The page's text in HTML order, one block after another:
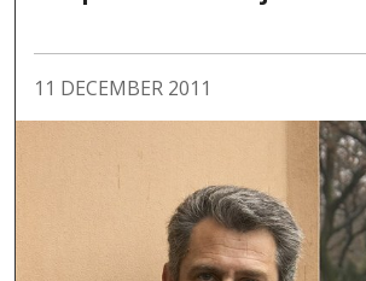
11 DECEMBER 2011